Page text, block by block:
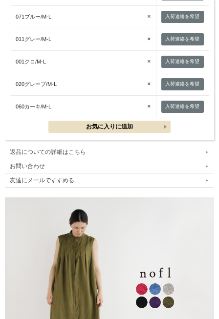
071ブルー/M-L × 入荷連絡を希望
011グレー/M-L × 入荷連絡を希望
001クロ/M-L × 入荷連絡を希望
020グレープ/M-L × 入荷連絡を希望
060カーキ/M-L × 入荷連絡を希望
返品についての詳細はこちら
お問い合わせ
友達にメールですすめる